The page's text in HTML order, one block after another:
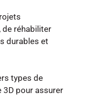
de réhabiliter
durables et
types de
3D pour assurer